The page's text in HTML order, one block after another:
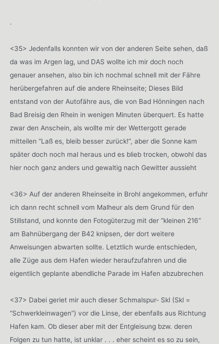
.
<35> Jedenfalls konnten wir von der anderen Seite sehen, daß
da was im Argen lag, und DAS wollte ich mir doch noch
genauer ansehen, also bin ich nochmal schnell mit der Fähre
herübergefahren auf die andere Rheinseite; Dieses Bild
entstand von der Autofähre aus, die von Bad Hönningen nach
Bad Breisig den Rhein in wenigen Minuten überquert. Es hatte
zwar den Anschein, als wollte mir der Wettergott gerade
mitteilen “Laß es, bleib besser zurück!”, aber die Sonne kam
später doch noch mal heraus und es blieb trocken, obwohl das
hier noch ganz anders und gewaltig nach Gewitter aussieht
<36> Auf der anderen Rheinseite in Brohl angekommen, erfuhr
ich dann recht schnell vom Malheur als dem Grund für den
Stillstand, und konnte den Fotogüterzug mit der “kleinen 216”
am Bahnübergang der B42 knipsen, der dort weitere
Anweisungen abwarten sollte. Letztlich wurde entschieden,
alle Züge aus dem Hafen wieder heraufzufahren und die
eigentlich geplante abendliche Parade im Hafen abzubrechen
<37> Dabei geriet mir auch dieser Schmalspur- Skl (Skl =
“Schwerkleinwagen”) vor die Linse, der ebenfalls aus Richtung
Hafen kam. Ob dieser aber mit der Entgleisung bzw. deren
Folgen zu tun hatte, ist unklar . . . eher scheint es so zu sein,